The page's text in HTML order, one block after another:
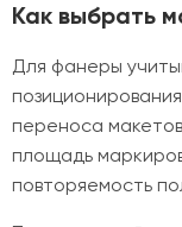
Как выбрать
Для фанеры
переноса
площадь
повторяемость